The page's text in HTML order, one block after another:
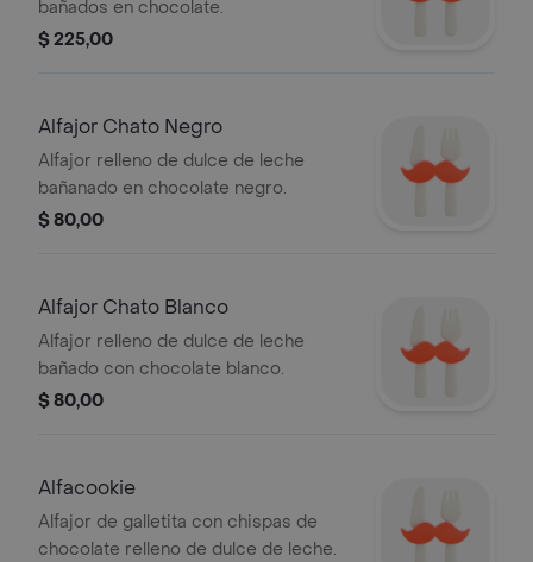
bañados en chocolate.
$ 225,00
Alfajor Chato Negro
Alfajor relleno de dulce de leche
bañanado en chocolate negro.
$ 80,00
Alfajor Chato Blanco
Alfajor relleno de dulce de leche
bañado con chocolate blanco.
$ 80,00
Alfacookie
Alfajor de galletita con chispas de
chocolate relleno de dulce de leche.